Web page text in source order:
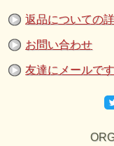
※一点一点全て職人が
なる場合がござい ます
レザー：牛革(ベンズレ
バックル：真鍮 銀メッ
※画像はデジカメで撮
環境によっ て色目が異
返品についての
お問い合わせ
友達にメールで